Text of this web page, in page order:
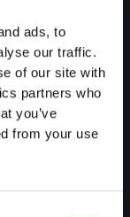
ads, to
our traffic.
of our site with
partners who
you’ve
from your use